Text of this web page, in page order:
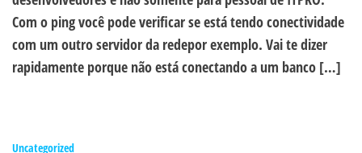
Com o ping você pode verificar se está tendo conectividade
com um outro servidor da redepor exemplo. Vai te dizer
rapidamente porque não está conectando a um banco […]
Uncategorized